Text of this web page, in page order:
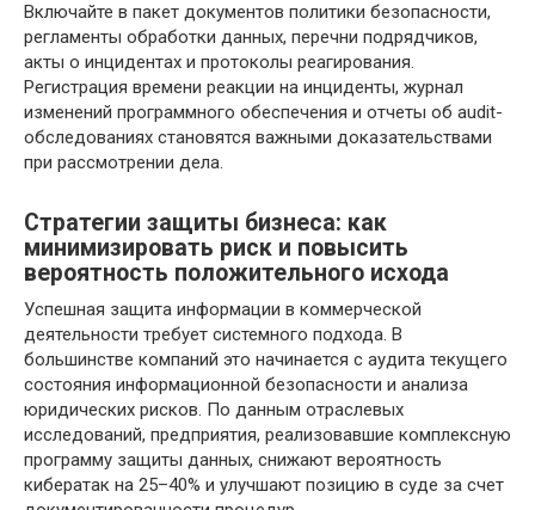
Включайте в пакет документов политики безопасности,
регламенты обработки данных, перечни подрядчиков,
акты о инцидентах и протоколы реагирования.
Регистрация времени реакции на инциденты, журнал
изменений программного обеспечения и отчеты об audit-
обследованиях становятся важными доказательствами
при рассмотрении дела.
Стратегии защиты бизнеса: как
минимизировать риск и повысить
вероятность положительного исхода
Успешная защита информации в коммерческой
деятельности требует системного подхода. В
большинстве компаний это начинается с аудита текущего
состояния информационной безопасности и анализа
юридических рисков. По данным отраслевых
исследований, предприятия, реализовавшие комплексную
программу защиты данных, снижают вероятность
кибератак на 25–40% и улучшают позицию в суде за счет